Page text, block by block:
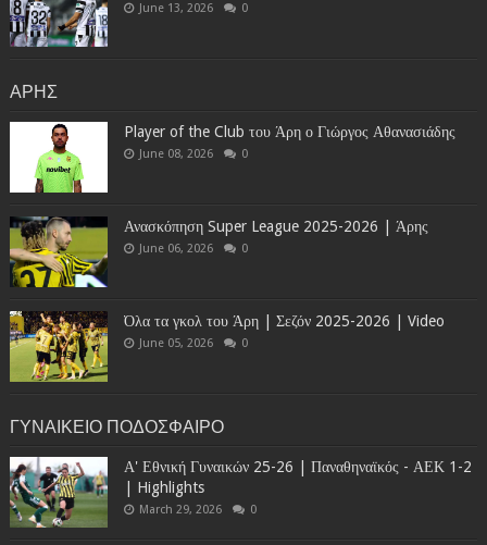
June 13, 2026 0
ΑΡΗΣ
Player of the Club του Άρη ο Γιώργος Αθανασιάδης
June 08, 2026 0
Ανασκόπηση Super League 2025-2026 | Άρης
June 06, 2026 0
Όλα τα γκολ του Άρη | Σεζόν 2025-2026 | Video
June 05, 2026 0
ΓΥΝΑΙΚΕΙΟ ΠΟΔΟΣΦΑΙΡΟ
Α' Εθνική Γυναικών 25-26 | Παναθηναϊκός - ΑΕΚ 1-2
| Highlights
March 29, 2026 0